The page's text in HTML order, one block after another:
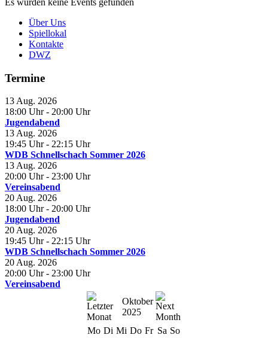
Über Uns
Spiellokal
Kontakte
DWZ
Termine
13 Aug. 2026
18:00 Uhr - 20:00 Uhr
Jugendabend
13 Aug. 2026
19:45 Uhr - 22:15 Uhr
WDB Schnellschach Sommer 2026
13 Aug. 2026
20:00 Uhr - 23:00 Uhr
Vereinsabend
20 Aug. 2026
18:00 Uhr - 20:00 Uhr
Jugendabend
20 Aug. 2026
19:45 Uhr - 22:15 Uhr
WDB Schnellschach Sommer 2026
20 Aug. 2026
20:00 Uhr - 23:00 Uhr
Vereinsabend
Oktober
2025
Mo Di Mi Do Fr Sa So